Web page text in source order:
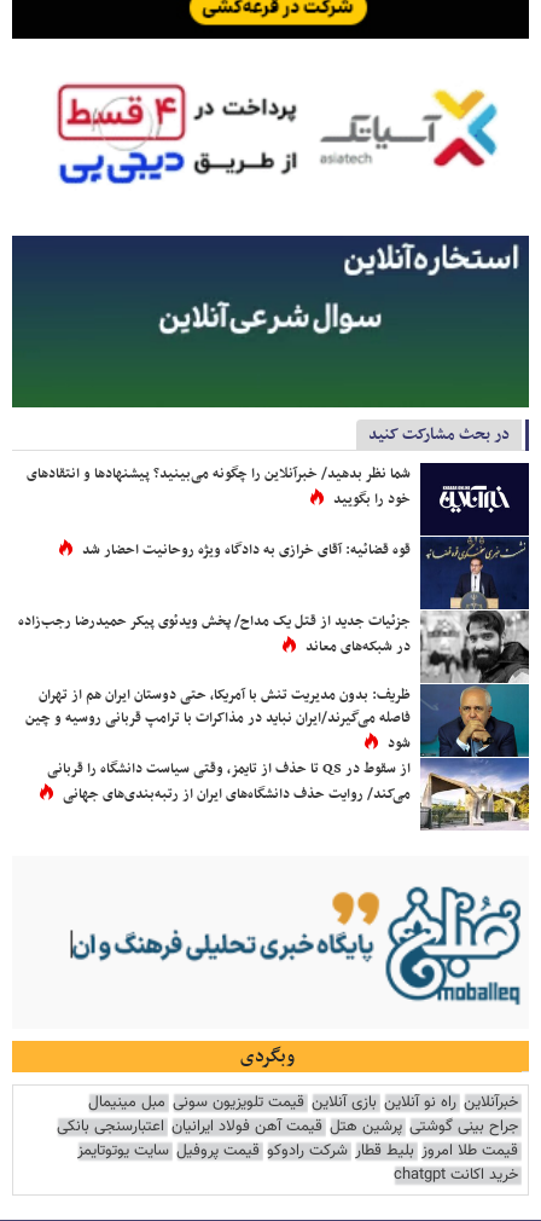
در بحث مشارکت کنید
شما نظر بدهید/ خبرآنلاین را چگونه می‌بینید؟ پیشنهادها و انتقادهای
خود را بگویید
قوه قضائیه: آقای خرازی به دادگاه ویژه روحانیت احضار شد
جزئیات جدید از قتل یک مداح/ پخش ویدئوی پیکر حمیدرضا رجب‌زاده
در شبکه‌های معاند
ظریف: بدون مدیریت تنش با آمریکا، حتی دوستان ایران هم از تهران
فاصله می‌گیرند/ایران نباید در مذاکرات با ترامپ قربانی روسیه و چین
شود
از سقوط در QS تا حذف از تایمز، وقتی سیاست دانشگاه را قربانی
می‌کند/ روایت حذف دانشگاه‌های ایران از رتبه‌بندی‌های جهانی
وبگردی
خبرآنلاین راه نو آنلاین بازی آنلاین قیمت تلویزیون سونی مبل مینیمال
جراح بینی گوشتی پرشین هتل قیمت آهن فولاد ایرانیان اعتبارسنجی بانکی
قیمت طلا امروز بلیط قطار شرکت رادوکو قیمت پروفیل سایت یوتوتایمز
خرید اکانت chatgpt